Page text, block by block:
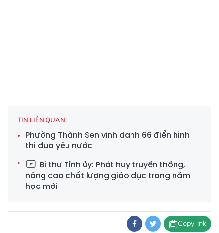
TIN LIÊN QUAN
Phường Thành Sen vinh danh 66 điển hình
thi đua yêu nước
Bí thư Tỉnh ủy: Phát huy truyền thống,
nâng cao chất lượng giáo dục trong năm
học mới
Copy link